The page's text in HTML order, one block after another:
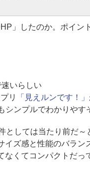
」したのか。ポイン
いらしい
リ
「見えルンです！」
シンプルでわかりやす
としては当たり前だ～
イズ感と性能のバラン
なくてコンパクトだっ